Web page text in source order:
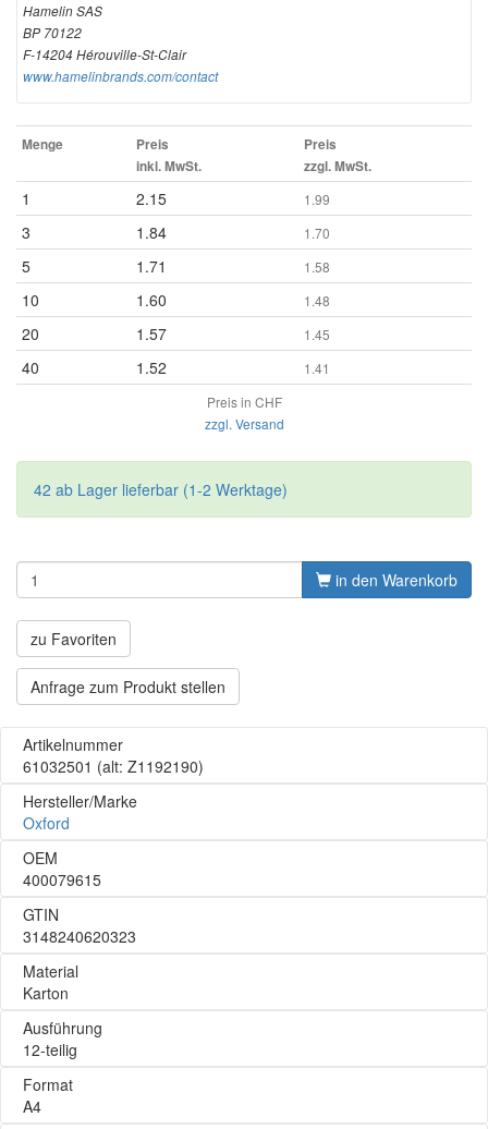
Hamelin SAS
BP 70122
F-14204 Hérouville-St-Clair
www.hamelinbrands.com/contact
Menge
Preis
inkl. MwSt.
Preis
zzgl. MwSt.
1 2.15 1.99
3 1.84 1.70
5 1.71 1.58
10 1.60 1.48
20 1.57 1.45
40 1.52
1.41
Preis in CHF
zzgl. Versand
42 ab Lager lieferbar (1-2 Werktage)
in den Warenkorb
zu Favoriten
Anfrage zum Produkt stellen
Artikelnummer
61032501 (alt: Z1192190)
Hersteller/Marke
Oxford
OEM
400079615
GTIN
3148240620323
Material
Karton
Ausführung
12-teilig
Format
A4